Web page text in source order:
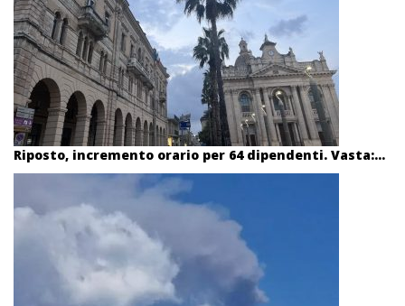
Riposto, incremento orario per 64 dipendenti. Vasta:...